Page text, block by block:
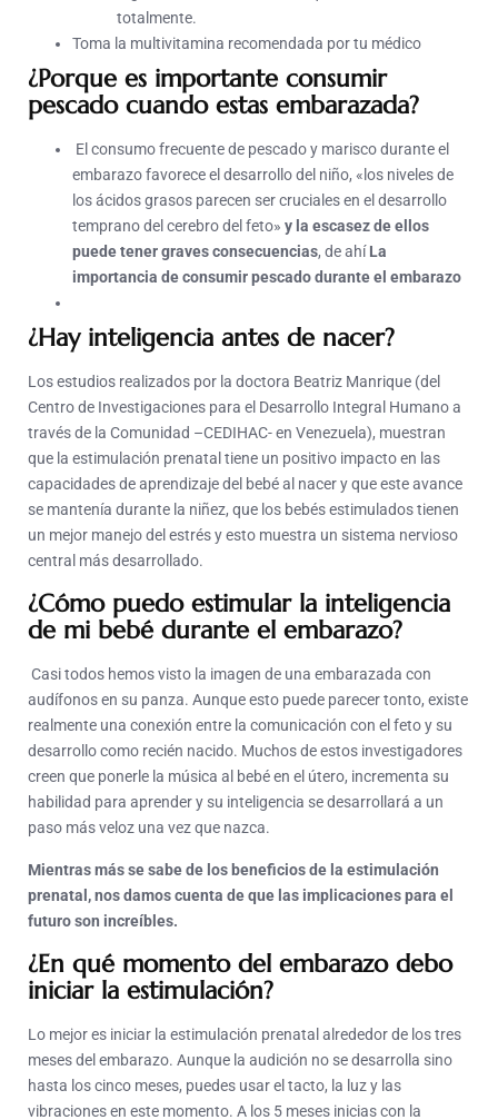
totalmente.
Toma la multivitamina recomendada por tu médico
¿Porque es importante consumir
pescado cuando estas embarazada?
El consumo frecuente de pescado y marisco durante el
embarazo favorece el desarrollo del niño, «los niveles de
los ácidos grasos parecen ser cruciales en el desarrollo
temprano del cerebro del feto» y la escasez de ellos
puede tener graves consecuencias, de ahíLa
importancia de consumir pescado durante el embarazo
¿Hay inteligencia antes de nacer?
Los estudios realizados por la doctora Beatriz Manrique (del
Centro de Investigaciones para el Desarrollo Integral Humano a
través de la Comunidad –CEDIHAC- en Venezuela), muestran
que la estimulación prenatal tiene un positivo impacto en las
capacidades de aprendizaje del bebé al nacer y que este avance
se mantenía durante la niñez, que los bebés estimulados tienen
un mejor manejo del estrés y esto muestra un sistema nervioso
central más desarrollado.
¿Cómo puedo estimular la inteligencia
de mi bebé durante el embarazo?
Casi todos hemos visto la imagen de una embarazada con
audífonos en su panza. Aunque esto puede parecer tonto, existe
realmente una conexión entre la comunicación con el feto y su
desarrollo como recién nacido. Muchos de estos investigadores
creen que ponerle la música al bebé en el útero, incrementa su
habilidad para aprender y su inteligencia se desarrollará a un
paso más veloz una vez que nazca.
Mientras más se sabe de los beneficios de la estimulación
prenatal, nosdamos cuenta de que las implicaciones para el
futuro son increíbles.
¿En qué momento del embarazo debo
iniciar la estimulación?
Lo mejor es iniciar la estimulación prenatal alrededor de los tres
meses del embarazo. Aunque la audición no se desarrolla sino
hasta los cinco meses, puedes usar el tacto, la luz y las
vibraciones en este momento. A los 5 meses inicias con la